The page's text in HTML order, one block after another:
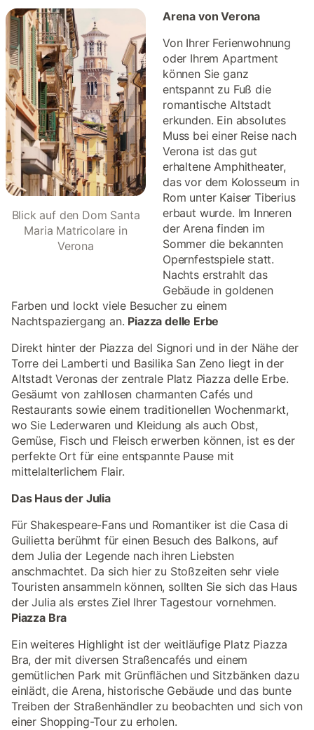
Blick auf den Dom Santa
Maria Matricolare in
Verona
Arena von Verona
Von Ihrer Ferienwohnung
oder Ihrem Apartment
können Sie ganz
entspannt zu Fuß die
romantische Altstadt
erkunden. Ein absolutes
Muss bei einer Reise nach
Verona ist das gut
erhaltene Amphitheater,
das vor dem Kolosseum in
Rom unter Kaiser Tiberius
erbaut wurde. Im Inneren
der Arena finden im
Sommer die bekannten
Opernfestspiele statt.
Nachts erstrahlt das
Gebäude in goldenen
Farben und lockt viele Besucher zu einem
Nachtspaziergang an. Piazza delle Erbe
Direkt hinter der Piazza del Signori und in der Nähe der
Torre dei Lamberti und Basilika San Zeno liegt in der
Altstadt Veronas der zentrale Platz Piazza delle Erbe.
Gesäumt von zahllosen charmanten Cafés und
Restaurants sowie einem traditionellen Wochenmarkt,
wo Sie Lederwaren und Kleidung als auch Obst,
Gemüse, Fisch und Fleisch erwerben können, ist es der
perfekte Ort für eine entspannte Pause mit
mittelalterlichem Flair.
Das Haus der Julia
Für Shakespeare-Fans und Romantiker ist die Casa di
Guilietta berühmt für einen Besuch des Balkons, auf
dem Julia der Legende nach ihren Liebsten
anschmachtet. Da sich hier zu Stoßzeiten sehr viele
Touristen ansammeln können, sollten Sie sich das Haus
der Julia als erstes Ziel Ihrer Tagestour vornehmen.
Piazza Bra
Ein weiteres Highlight ist der weitläufige Platz Piazza
Bra, der mit diversen Straßencafés und einem
gemütlichen Park mit Grünflächen und Sitzbänken dazu
einlädt, die Arena, historische Gebäude und das bunte
Treiben der Straßenhändler zu beobachten und sich von
einer Shopping-Tour zu erholen.